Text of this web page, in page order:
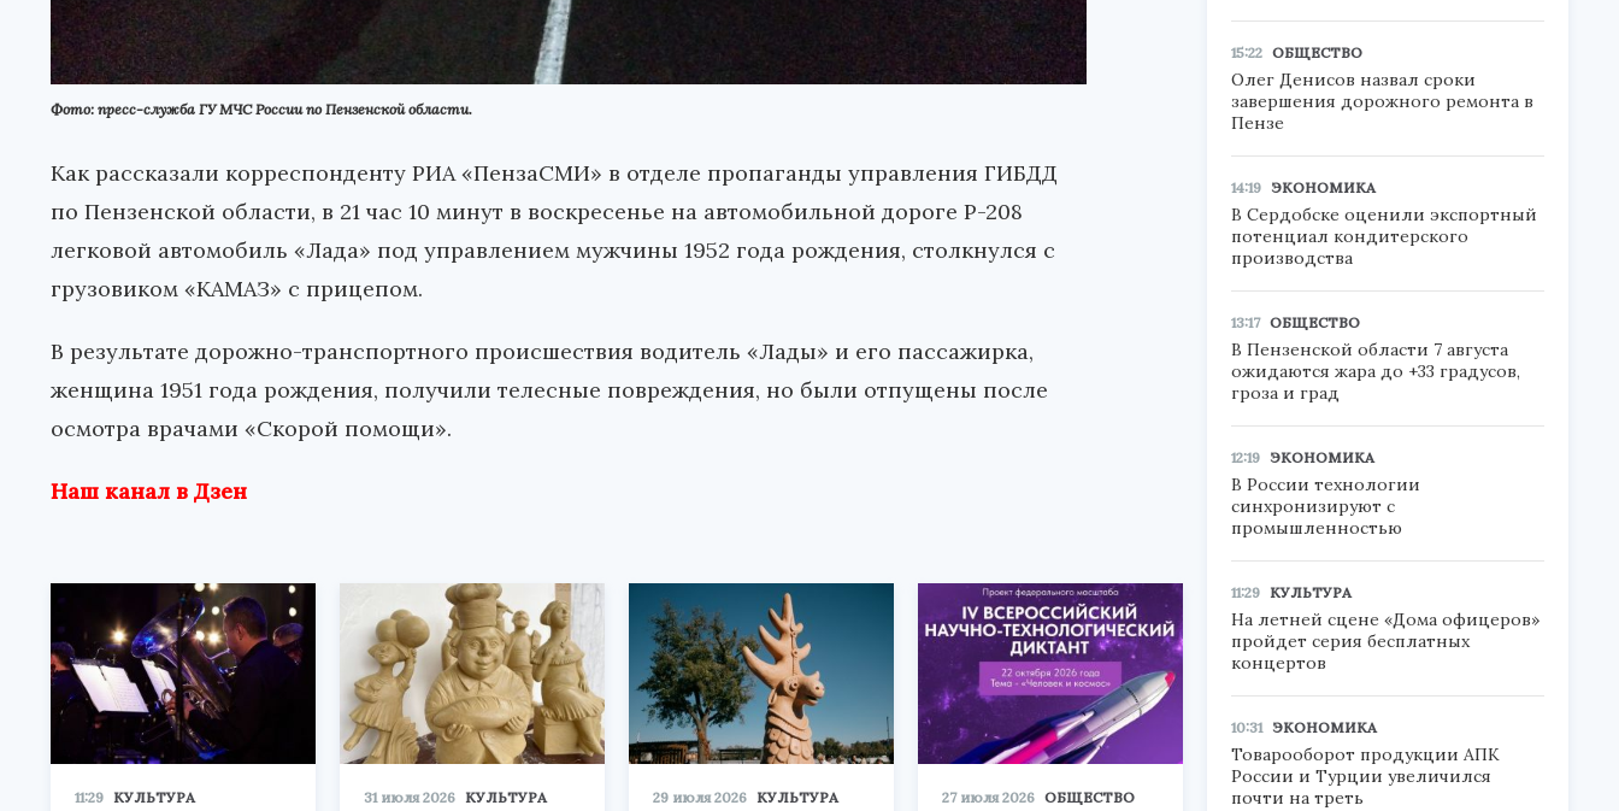
Фото: пресс-служба ГУ МЧС России по Пензенской области.
Как рассказали корреспонденту РИА «ПензаСМИ» в отделе пропаганды управления ГИБДД
по Пензенской области, в 21 час 10 минут в воскресенье на автомобильной дороге Р-208
легковой автомобиль «Лада» под управлением мужчины 1952 года рождения, столкнулся с
грузовиком «КАМАЗ» с прицепом.
В результате дорожно-транспортного происшествия водитель «Лады» и его пассажирка,
женщина 1951 года рождения, получили телесные повреждения, но были отпущены после
осмотра врачами «Скорой помощи».
Наш канал в Дзен
11:29 КУЛЬТУРА 31 июля 2026 КУЛЬТУРА 29 июля 2026 КУЛЬТУРА 27 июля 2026 ОБЩЕСТВО
15:22 ОБЩЕСТВО
Олег Денисов назвал сроки
завершения дорожного ремонта в
Пензе
14:19 ЭКОНОМИКА
В Сердобске оценили экспортный
потенциал кондитерского
производства
13:17 ОБЩЕСТВО
В Пензенской области 7 августа
ожидаются жара до +33 градусов,
гроза и град
12:19 ЭКОНОМИКА
В России технологии
синхронизируют с
промышленностью
11:29 КУЛЬТУРА
На летней сцене «Дома офицеров»
пройдет серия бесплатных
концертов
10:31 ЭКОНОМИКА
Товарооборот продукции АПК
России и Турции увеличился
почти на треть